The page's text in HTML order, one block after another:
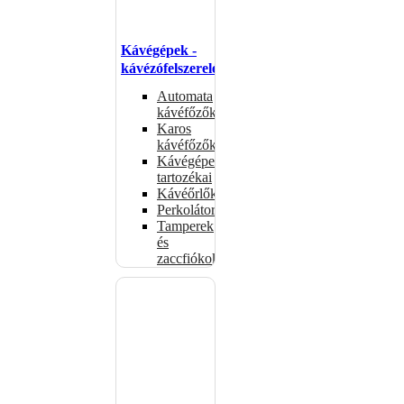
Kávégépek -
kávézófelszerelés
Automata
kávéfőzők
Karos
kávéfőzők
Kávégépek
tartozékai
Kávéőrlők
Perkolátorok
Tamperek
és
zaccfiókok